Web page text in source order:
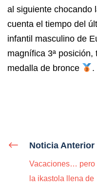
al siguiente chocando
cuenta el tiempo del
infantil masculino de
magnífica 3ª
medalla de bronce
.
Noticia Anterior
Vacaciones… pero
la ikastola llena de